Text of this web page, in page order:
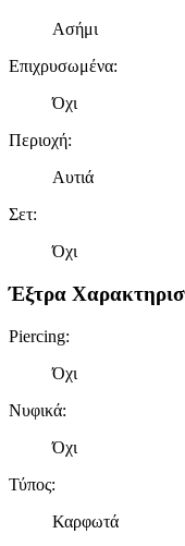
τοποθεσίας μας στους
Ασήμι
Επιχρυσωμένα:
Όχι
Περιοχή:
Αυτιά
Σετ:
Όχι
Έξτρα
Piercing:
Όχι
Νυφικά:
Όχι
Τύπος:
Καρφωτά